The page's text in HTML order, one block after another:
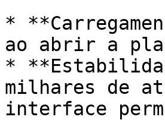
*
ao abrir a
*
milhares de
interface